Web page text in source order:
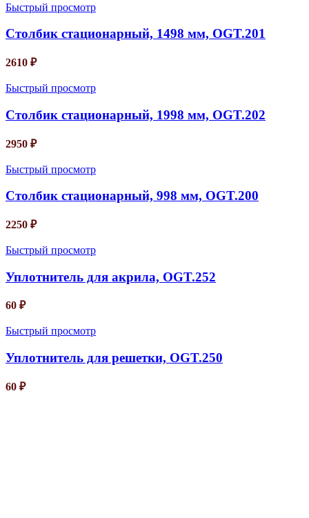
Быстрый просмотр
Столбик стационарный, 1498 мм, OGT.201
2610 ₽
Быстрый просмотр
Столбик стационарный, 1998 мм, OGT.202
2950 ₽
Быстрый просмотр
Столбик стационарный, 998 мм, OGT.200
2250 ₽
Быстрый просмотр
Уплотнитель для акрила, OGT.252
60 ₽
Быстрый просмотр
Уплотнитель для решетки, OGT.250
60 ₽